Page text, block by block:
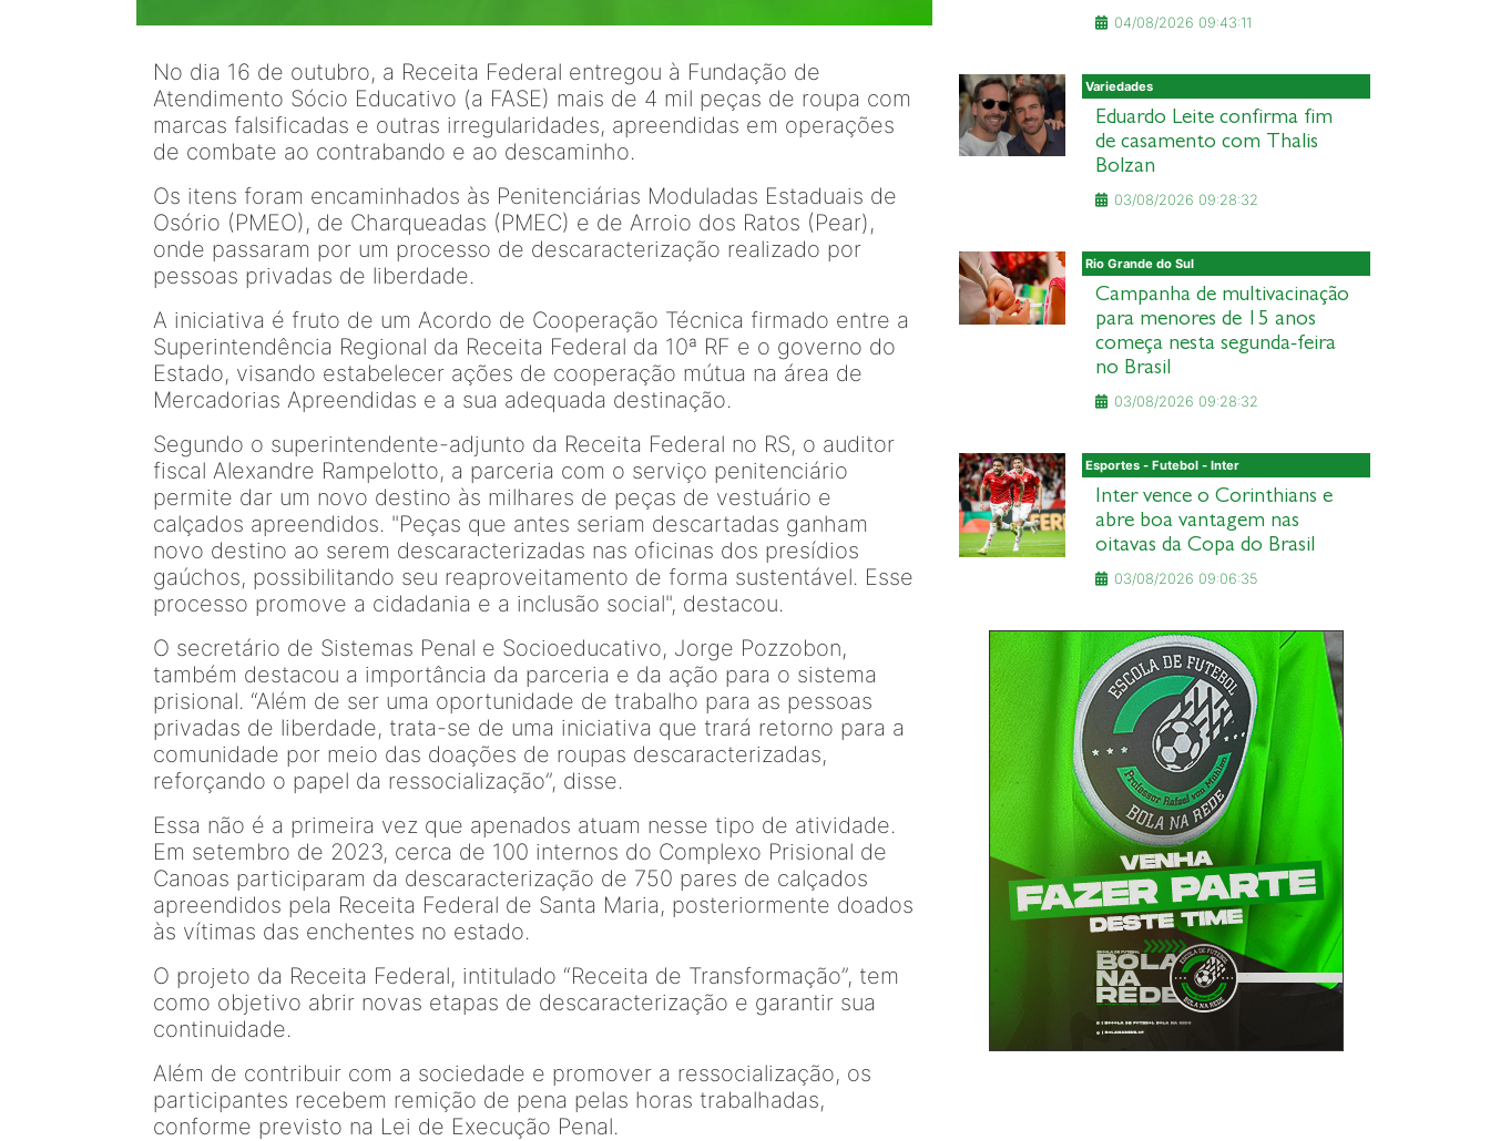
No dia 16 de outubro, a Receita Federal entregou à Fundação de
Atendimento Sócio Educativo (a FASE) mais de 4 mil peças de roupa com
marcas falsificadas e outras irregularidades, apreendidas em operações
de combate ao contrabando e ao descaminho.
Os itens foram encaminhados às Penitenciárias Moduladas Estaduais de
Osório (PMEO), de Charqueadas (PMEC) e de Arroio dos Ratos (Pear),
onde passaram por um processo de descaracterização realizado por
pessoas privadas de liberdade.
A iniciativa é fruto de um Acordo de Cooperação Técnica firmado entre a
Superintendência Regional da Receita Federal da 10ª RF e o governo do
Estado, visando estabelecer ações de cooperação mútua na área de
Mercadorias Apreendidas e a sua adequada destinação.
Segundo o superintendente-adjunto da Receita Federal no RS, o auditor
fiscal Alexandre Rampelotto, a parceria com o serviço penitenciário
permite dar um novo destino às milhares de peças de vestuário e
calçados apreendidos. "Peças que antes seriam descartadas ganham
novo destino ao serem descaracterizadas nas oficinas dos presídios
gaúchos, possibilitando seu reaproveitamento de forma sustentável. Esse
processo promove a cidadania e a inclusão social", destacou.
O secretário de Sistemas Penal e Socioeducativo, Jorge Pozzobon,
também destacou a importância da parceria e da ação para o sistema
prisional. “Além de ser uma oportunidade de trabalho para as pessoas
privadas de liberdade, trata-se de uma iniciativa que trará retorno para a
comunidade por meio das doações de roupas descaracterizadas,
reforçando o papel da ressocialização”, disse.
Essa não é a primeira vez que apenados atuam nesse tipo de atividade.
Em setembro de 2023, cerca de 100 internos do Complexo Prisional de
Canoas participaram da descaracterização de 750 pares de calçados
apreendidos pela Receita Federal de Santa Maria, posteriormente doados
às vítimas das enchentes no estado.
O projeto da Receita Federal, intitulado “Receita de Transformação”, tem
como objetivo abrir novas etapas de descaracterização e garantir sua
continuidade.
Além de contribuir com a sociedade e promover a ressocialização, os
participantes recebem remição de pena pelas horas trabalhadas,
conforme previsto na Lei de Execução Penal.
04/08/2026 09:43:11
Variedades
Eduardo Leite confirma fim
de casamento com Thalis
Bolzan
03/08/2026 09:28:32
Rio Grande do Sul
Campanha de multivacinação
para menores de 15 anos
começa nesta segunda-feira
no Brasil
03/08/2026 09:28:32
Esportes - Futebol - Inter
Inter vence o Corinthians e
abre boa vantagem nas
oitavas da Copa do Brasil
03/08/2026 09:06:35